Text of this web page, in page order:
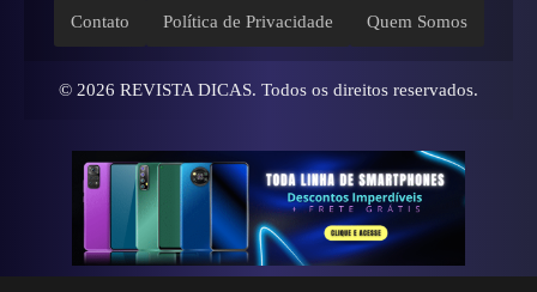
Contato Política de Privacidade Quem Somos
© 2026 REVISTA DICAS. Todos os direitos reservados.